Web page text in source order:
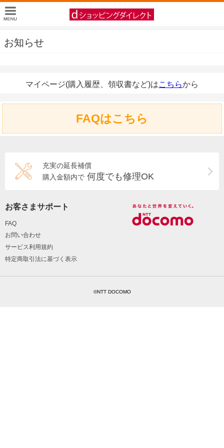
お知らせ
マイページ(購入履歴、領収書など)はこちらから
FAQはこちら
充実の延長補償
購入金額内で 何度でも修理OK
お客さまサポート
FAQ
お問い合わせ
サービス利用規約
特定商取引法に基づく表示
©NTT DOCOMO